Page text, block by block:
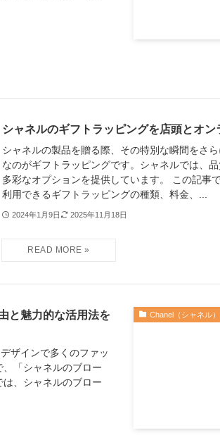
シャネルのギフトラッピングを店頭とオン
シャネルの製品を贈る際、その特別な瞬間をさ
なのがギフトラッピングです。シャネルでは、
多彩なオプションを提供しています。 この記事
利用できるギフトラッピングの種類、料金、...
2024年1月9日 2025年11月18日
Chanel（シャネル）
と魅力的な活用法を
ザインで多くのファッ
「シャネルのブロー
、シャネルのブロー